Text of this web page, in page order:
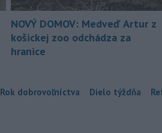
NOVÝ DOMOV: Medveď Artur z
košickej zoo odchádza za
hranice
Rok dobrovoľníctva Dielo týždňa